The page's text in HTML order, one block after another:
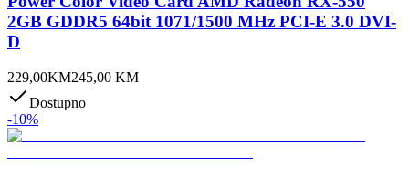
2GB GDDR5 64bit 1071/1500 MHz PCI-E 3.0 DVI-
D
229,00KM245,00 KM
Dostupno
-10%